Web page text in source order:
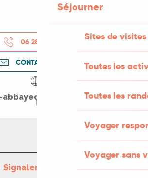
Séjourner
Sites de visites
Toutes les
Toutes les
Voyager
Voyager sans
06 28 05 07
CONTACTEZ-NOUS
abbayedemarcilhac.fr
Signaler une erreur